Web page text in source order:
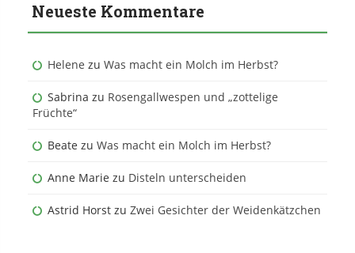
Neueste Kommentare
Helene zu Was macht ein Molch im Herbst?
Sabrina zu Rosengallwespen und „zottelige
Früchte“
Beate zu Was macht ein Molch im Herbst?
Anne Marie zu Disteln unterscheiden
Astrid Horst zu Zwei Gesichter der Weidenkätzchen